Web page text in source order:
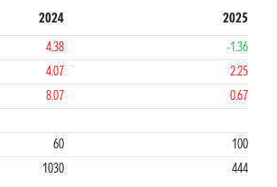
2024
2025
4.38
-1.36
4.07
2.25
8.07
0.67
4
60
100
1030 444